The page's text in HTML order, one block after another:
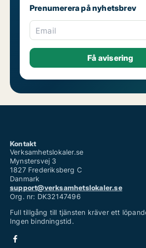
Prenumerera på nyhetsbrev
Email
Kontakt
Verksamhetslokaler.se
Mynstersvej 3
1827 Frederiksberg C
Danmark
support@verksamhetslokaler.se
Org. nr: DK32147496
Full tillgång till tjänsten kräver ett
Ingen bindningstid.